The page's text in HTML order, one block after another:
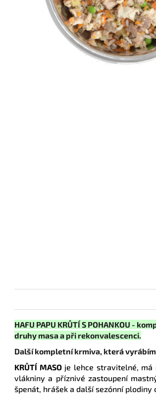
HAFU PAPU KRŮTÍ S POHANKOU -
druhy masa a při rekonvalescenci.
Další kompletní krmiva, která
KRŮTÍ MASOje lehce stravitelné, má
vlákniny a příznivé zastoupení
špenát, hrášek a další sezónní